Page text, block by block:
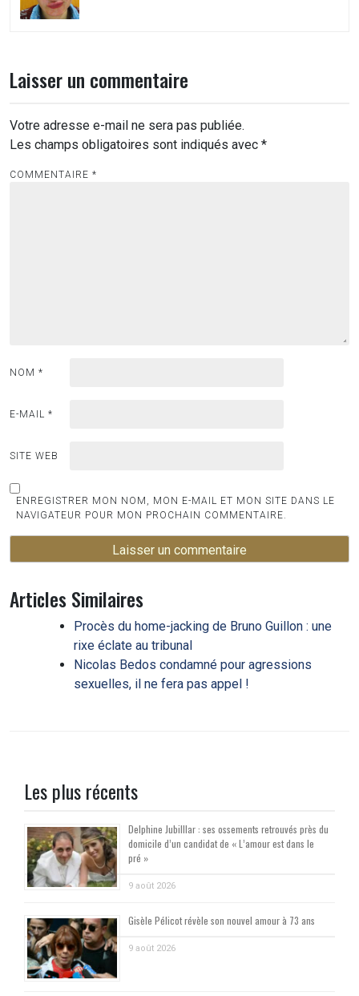
Laisser un commentaire
Votre adresse e-mail ne sera pas publiée.
Les champs obligatoires sont indiqués avec *
COMMENTAIRE *
NOM *
E-MAIL *
SITE WEB
ENREGISTRER MON NOM, MON E-MAIL ET MON SITE DANS LE
NAVIGATEUR POUR MON PROCHAIN COMMENTAIRE.
Articles Similaires
Procès du home-jacking de Bruno Guillon : une
rixe éclate au tribunal
Nicolas Bedos condamné pour agressions
sexuelles, il ne fera pas appel !
Les plus récents
Delphine Jubilllar : ses ossements retrouvés près du
domicile d’un candidat de « L’amour est dans le
pré »
9 août 2026
Gisèle Pélicot révèle son nouvel amour à 73 ans
9 août 2026